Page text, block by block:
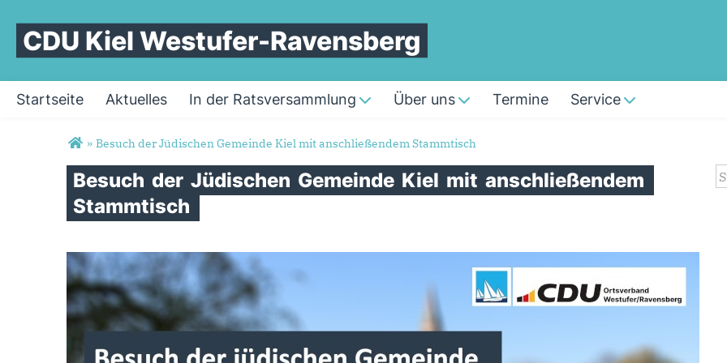
CDU Kiel Westufer-Ravensberg
Startseite Aktuelles In der Ratsversammlung Über uns Termine Service
Sie sind hier
» Besuch der Jüdischen Gemeinde Kiel mit anschließendem Stammtisch
Besuch der Jüdischen Gemeinde Kiel mit anschließendem
Stammtisch